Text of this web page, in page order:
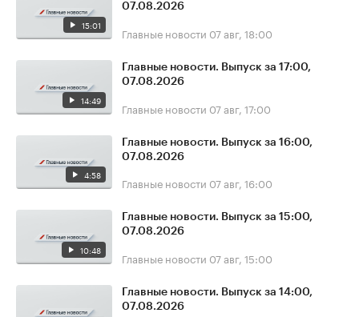
15:01
07.08.2026
Главные новости 07 авг, 18:00
14:49
Главные новости. Выпуск за 17:00,
07.08.2026
Главные новости 07 авг, 17:00
4:58
Главные новости. Выпуск за 16:00,
07.08.2026
Главные новости 07 авг, 16:00
10:48
Главные новости. Выпуск за 15:00,
07.08.2026
Главные новости 07 авг, 15:00
Главные новости. Выпуск за 14:00,
07.08.2026